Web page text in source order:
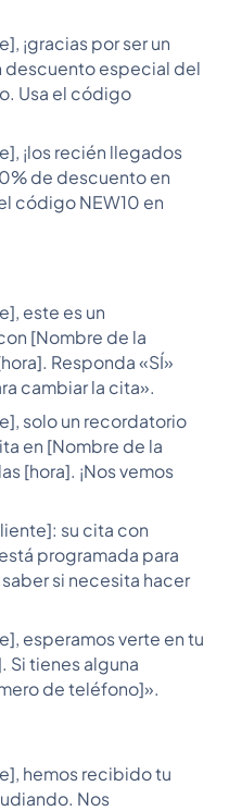
¡gracias por ser un
descuento especial del
Usa el código
¡los recién llegados
de descuento en
código NEW10 en
este es un
[Nombre de la
Responda «SÍ»
cambiar la cita».
solo un recordatorio
en [Nombre de la
[hora]. ¡Nos vemos
su cita con
programada para
si necesita hacer
esperamos verte en tu
Si tienes alguna
de teléfono]».
hemos recibido tu
Nos